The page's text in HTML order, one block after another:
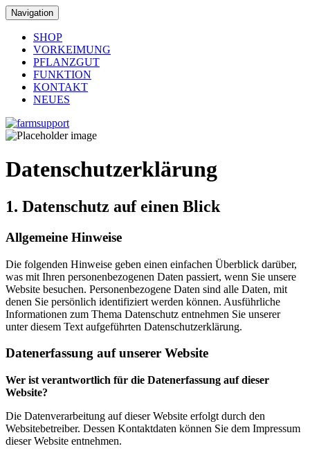
Navigation
SHOP
VORKEIMUNG
PFLANZGUT
FUNKTION
KONTAKT
NEUES
Datenschutzerklärung
1. Datenschutz auf einen Blick
Allgemeine Hinweise
Die folgenden Hinweise geben einen einfachen Überblick darüber,
was mit Ihren personenbezogenen Daten passiert, wenn Sie unsere
Website besuchen. Personenbezogene Daten sind alle Daten, mit
denen Sie persönlich identifiziert werden können. Ausführliche
Informationen zum Thema Datenschutz entnehmen Sie unserer
unter diesem Text aufgeführten Datenschutzerklärung.
Datenerfassung auf unserer Website
Wer ist verantwortlich für die Datenerfassung auf dieser
Website?
Die Datenverarbeitung auf dieser Website erfolgt durch den
Websitebetreiber. Dessen Kontaktdaten können Sie dem Impressum
dieser Website entnehmen.